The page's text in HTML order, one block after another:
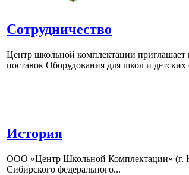
Сотрудничество
Центр школьной комплектации приглашает
поставок Оборудования для школ и
История
ООО «Центр Школьной Комплектации» (г.
Сибирского федерального...